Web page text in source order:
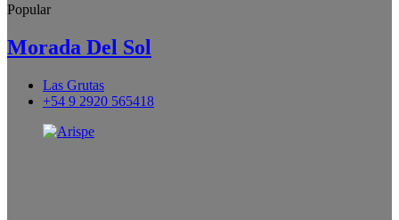
Popular
Morada Del Sol
Las Grutas
+54 9 2920 565418